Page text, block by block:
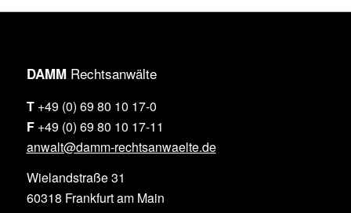
DAMMRechtsanwälte
T+49 (0) 69 80 10 17-0
F+49 (0) 69 80 10 17-11
anwalt@damm-rechtsanwaelte.de
Wielandstraße 31
60318 Frankfurt am Main